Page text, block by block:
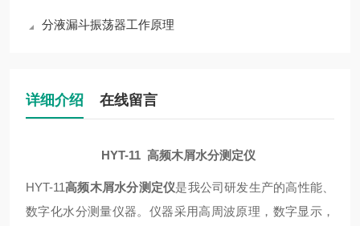
分液漏斗振荡器工作原理
详细介绍 在线留言
HYT-11 高频木屑水分测定仪
HYT-11高频木屑水分测定仪是我公司研发生产的高性能、
数字化水分测量仪器。仪器采用高周波原理，数字显示，